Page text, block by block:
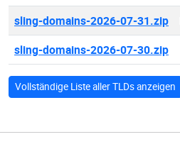
sling-domains-2026-07-31.zip
sling-domains-2026-07-30.zip
Vollständige Liste aller TLDs anzeigen